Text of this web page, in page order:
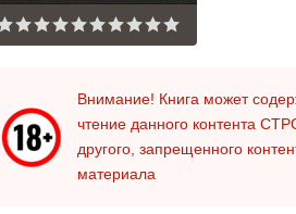
Внимание! Книга может
чтение данного контента
другого, запрещенного
материала